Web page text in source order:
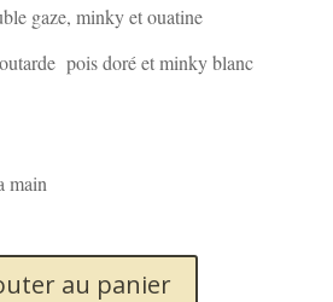
gaze, minky et ouatine
pois doré et minky blanc
main
au panier